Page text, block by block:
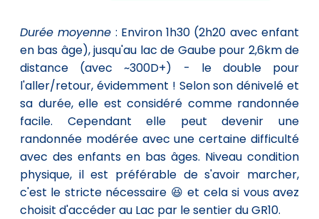
Durée moyenne : Environ 1h30 (2h20 avec enfant
en bas âge), jusqu'au lac de Gaube pour 2,6km de
distance (avec ~300D+) - le double pour
l'aller/retour, évidemment ! Selon son dénivelé et
sa durée, elle est considéré comme randonnée
facile. Cependant elle peut devenir une
randonnée modérée avec une certaine difficulté
avec des enfants en bas âges. Niveau condition
physique, il est préférable de s'avoir marcher,
c'est le stricte nécessaire 😆 et cela si vous avez
choisit d'accéder au Lac par le sentier du GR10.